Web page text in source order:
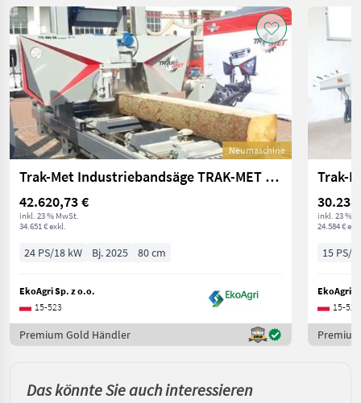
Neumaschine
Trak-Met Industriebandsäge TRAK-MET TTS-800/60, 18,5 kW
42.620,73 €
inkl. 23 % MwSt.
34.651 € exkl.
24 PS/18 kW Bj. 2025 80 cm
EkoAgri Sp. z o.o.
15-523
Premium Gold Händler
inkl. 23 %
24.584 €
15 PS/
EkoAgri
15-523
Das könnte Sie auch interessieren